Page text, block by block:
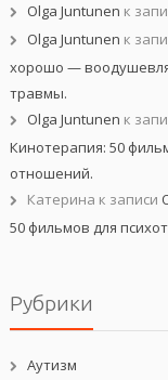
Olga Juntunen к
Olga Juntunen к
хорошо —
травмы.
Olga Juntunen к
Кинотерапия: 50
отношений.
Катерина к записи
50 фильмов для
Рубрики
Аутизм